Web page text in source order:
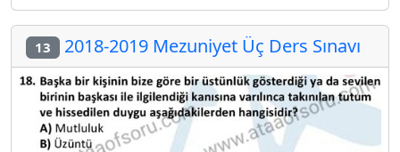
13 2018-2019 Mezuniyet Üç Ders Sınavı